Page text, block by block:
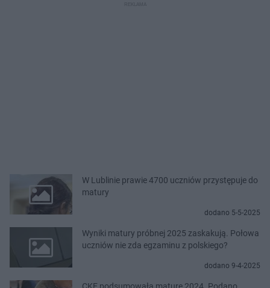
W Lublinie prawie 4700 uczniów przystępuje do
matury
dodano 5-5-2025
Wyniki matury próbnej 2025 zaskakują. Połowa
uczniów nie zda egzaminu z polskiego?
dodano 9-4-2025